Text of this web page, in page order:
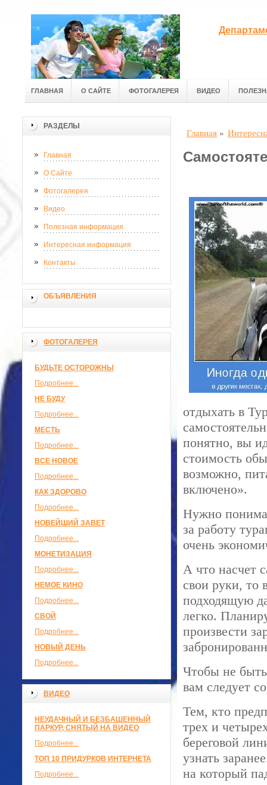
ГЛАВНАЯ О САЙТЕ ФОТОГАЛЕРЕЯ ВИДЕО
РАЗДЕЛЫ
Главная
О Сайте
Фотогалерея
Видео
Полезная информация
Интересная информация
Контакты
ОБЪЯВЛЕНИЯ
ФОТОГАЛЕРЕЯ
БУДЬТЕ ОСТОРОЖНЫ
Подробнее...
НЕ БУДУ
Подробнее...
МЕСТЬ
Подробнее...
ВСЕ НОВОЕ
Подробнее...
КАК ЗДОРОВО
Подробнее...
НОВЕЙШИЙ ЗАВЕТ
Подробнее...
МОНЕТИЗАЦИЯ
Подробнее...
НЕМОЕ КИНО
Подробнее...
СВОЙ
Подробнее...
НОВЫЙ ДЕНЬ
Подробнее...
ВИДЕО
НЕУДАЧНЫЙ И БЕЗБАШЕННЫЙ
ПАРКУР, СНЯТЫЙ НА ВИДЕО
Подробнее...
ТОП 10 ПРИДУРКОВ ИНТЕРНЕТА
Подробнее...
Главная »
отдыхать в
понятно, вы
стоимость
возможно,
включено».
Нужно
за работу
очень
А что насчет
свои руки, то
подходящую
легко.
произвести
Чтобы не
вам следует
Тем, кто
трех и
береговой
узнать
на который